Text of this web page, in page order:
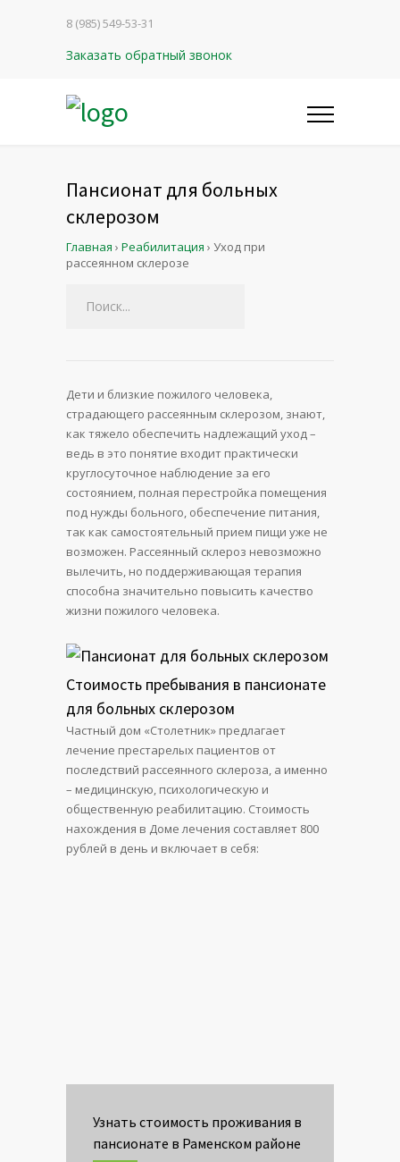
8 (985) 549-53-31
Заказать обратный звонок
Пансионат для больных
склерозом
Главная › Реабилитация › Уход при
рассеянном склерозе
Дети и близкие пожилого человека,
страдающего рассеянным склерозом, знают,
как тяжело обеспечить надлежащий уход –
ведь в это понятие входит практически
круглосуточное наблюдение за его
состоянием, полная перестройка помещения
под нужды больного, обеспечение питания,
так как самостоятельный прием пищи уже не
возможен. Рассеянный склероз невозможно
вылечить, но поддерживающая терапия
способна значительно повысить качество
жизни пожилого человека.
Стоимость пребывания в пансионате
для больных склерозом
Частный дом «Столетник» предлагает
лечение престарелых пациентов от
последствий рассеянного склероза, а именно
– медицинскую, психологическую и
общественную реабилитацию. Стоимость
нахождения в Доме лечения составляет 800
рублей в день и включает в себя:
Узнать стоимость проживания в
пансионате в Раменском районе